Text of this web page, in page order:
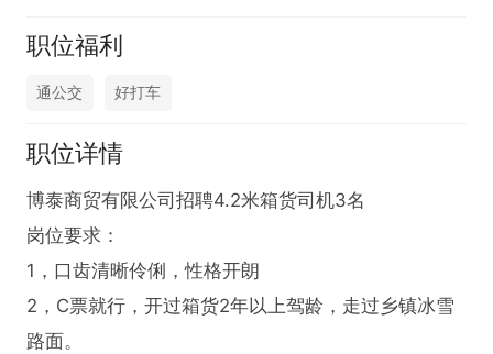
职位福利
通公交 好打车
职位详情
博泰商贸有限公司招聘4.2米箱货司机3名
岗位要求：
1，口齿清晰伶俐，性格开朗
2，C票就行，开过箱货2年以上驾龄，走过乡镇冰雪
路面。